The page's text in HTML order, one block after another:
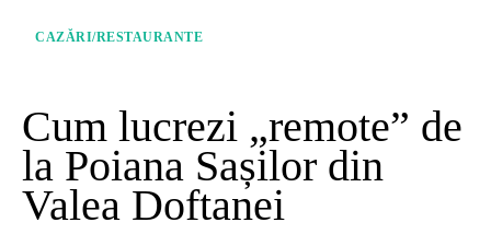
CAZĂRI/RESTAURANTE
Cum lucrezi „remote” de
la Poiana Sașilor din
Valea Doftanei